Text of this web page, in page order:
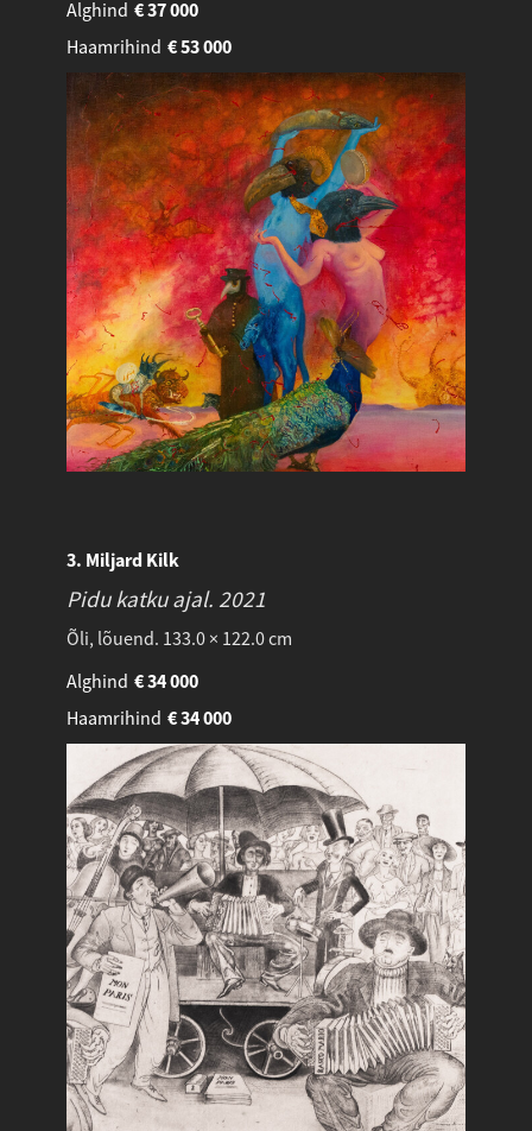
Alghind
37 000
€
Haamrihind
53 000
€
3. Miljard Kilk
Pidu katku ajal. 2021
Õli, lõuend. 133.0 × 122.0 cm
Alghind
34 000
€
Haamrihind
34 000
€